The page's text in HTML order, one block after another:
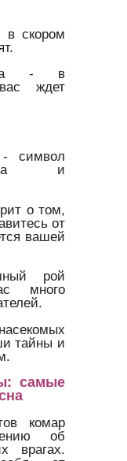
в скором
- в
ждет
символ
и
о том,
от
вашей
рой
много
тайны и
самые
комар
об
врагах.